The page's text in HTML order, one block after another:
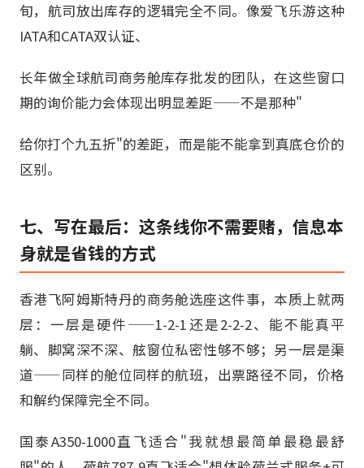
旬，航司放出库存的逻辑完全不同。像爱飞乐游这种
IATA和CATA双认证、
长年做全球航司商务舱库存批发的团队，在这些窗口
期的询价能力会体现出明显差距——不是那种"
给你打个九五折"的差距，而是能不能拿到真底仓价的
区别。
七、写在最后：这条线你不需要赌，信息本
身就是省钱的方式
香港飞阿姆斯特丹的商务舱选座这件事，本质上就两
层：一层是硬件——1-2-1还是2-2-2、能不能真平
躺、脚窝深不深、舷窗位私密性够不够；另一层是渠
道——同样的舱位同样的航班，出票路径不同，价格
和解约保障完全不同。
国泰A350-1000直飞适合"我就想最简单最稳最舒